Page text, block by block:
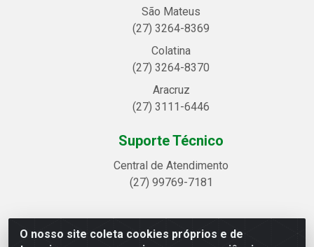
O nosso site coleta cookies próprios e de
São Mateus
(27) 3264-8369
Colatina
(27) 3264-8370
Aracruz
(27) 3111-6446
Suporte Técnico
Central de Atendimento
(27) 99769-7181
Linhavix Distribuidora LTDA - Avenida Alegre, 2521 -